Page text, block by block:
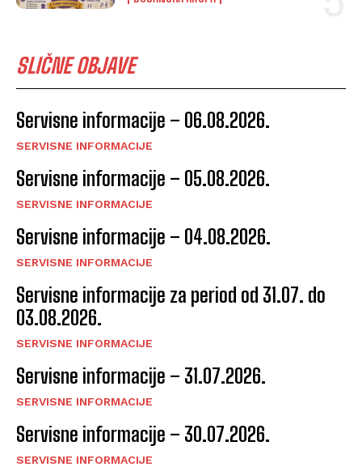
SLIČNE OBJAVE
Servisne informacije – 06.08.2026.
SERVISNE INFORMACIJE
Servisne informacije – 05.08.2026.
SERVISNE INFORMACIJE
Servisne informacije – 04.08.2026.
SERVISNE INFORMACIJE
Servisne informacije za period od 31.07. do
03.08.2026.
SERVISNE INFORMACIJE
Servisne informacije – 31.07.2026.
SERVISNE INFORMACIJE
Servisne informacije – 30.07.2026.
SERVISNE INFORMACIJE